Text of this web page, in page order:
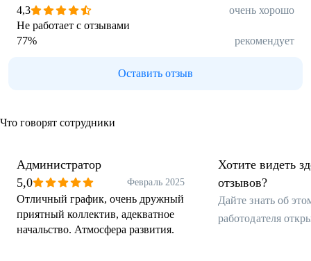
4,3
очень хорошо
Не работает с отзывами
77% рекомендует
Оставить отзыв
Что говорят сотрудники
Администратор
5,0
Февраль 2025
Отличный график, очень дружный
приятный коллектив, адекватное
начальство. Атмосфера развития.
Хотите видеть
отзывов?
Дайте знать об
работодателя